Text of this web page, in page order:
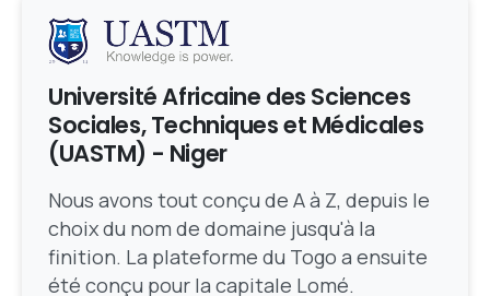
Université Africaine des Sciences
Sociales, Techniques et Médicales
(UASTM) - Niger
Nous avons tout conçu de A à Z, depuis le
choix du nom de domaine jusqu'à la
finition. La plateforme du Togo a ensuite
été conçu pour la capitale Lomé.